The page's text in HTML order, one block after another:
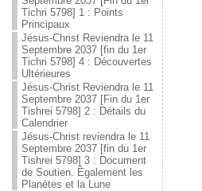
Tichri 5798] 1 : Points
Principaux
Jésus-Christ Reviendra le 11
Septembre 2037 [fin du 1er
Tichri 5798] 4 : Découvertes
Ultérieures
Jésus-Christ Reviendra le 11
Septembre 2037 [Fin du 1er
Tishrei 5798] 2 : Détails du
Calendrier
Jésus-Christ reviendra le 11
Septembre 2037 [fin du 1er
Tishrei 5798] 3 : Document
de Soutien. Également les
Planètes et la Lune